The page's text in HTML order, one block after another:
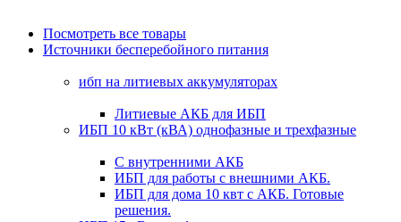
Посмотреть все товары
Источники бесперебойного питания
ибп на литиевых аккумуляторах
Литиевые АКБ для ИБП
ИБП 10 кВт (кВА) однофазные и трехфазные
С внутренними АКБ
ИБП для работы с внешними АКБ.
ИБП для дома 10 квт с АКБ. Готовые
решения.